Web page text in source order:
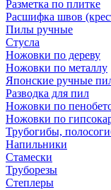
Разметка по плитке
Расшифка швов
Пилы ручные
Стусла
Ножовки по дереву
Ножовки по металлу
Японские ручные
Разводка для пил
Ножовки по
Ножовки по
Трубогибы,
Напильники
Стамески
Труборезы
Степлеры